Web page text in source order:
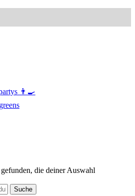
👨‍🍳
die deiner Auswahl
Suche